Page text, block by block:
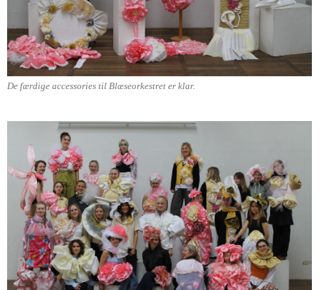
De færdige accessories til Blæseorkestret er klar.